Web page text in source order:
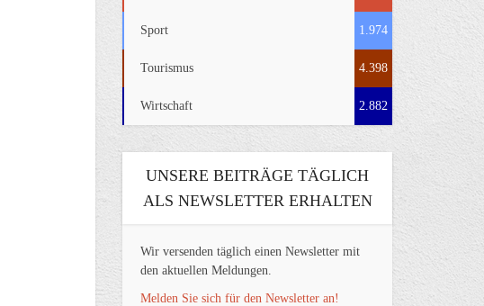
Sport 1.974
Tourismus 4.398
Wirtschaft 2.882
UNSERE BEITRÄGE TÄGLICH
ALS NEWSLETTER ERHALTEN
Wir versenden täglich einen Newsletter mit
den aktuellen Meldungen.
Melden Sie sich für den Newsletter an!